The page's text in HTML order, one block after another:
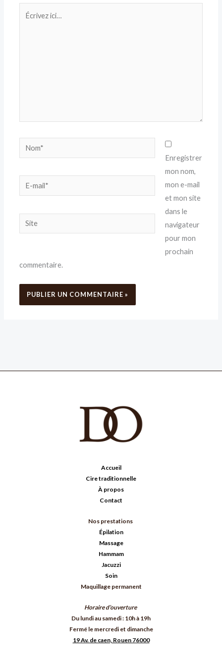
Nom*
E-
mail*
Site
Enregistrer
mon nom,
mon e-mail
et mon site
dans le
navigateur
pour mon
prochain
commentaire.
Accueil
Cire traditionnelle
À propos
Contact
Nos prestations
Épilation
Massage
Hammam
Jacuzzi
Soin
Maquillage permanent
Horaire d’ouverture
Du lundi au samedi : 10h à 19h
Fermé le mercredi et dimanche
19 Av. de caen, Rouen 76000